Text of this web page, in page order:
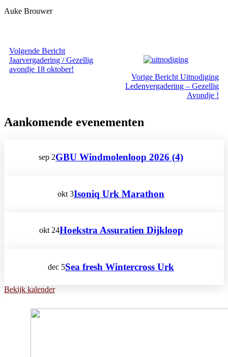
Auke Brouwer
Vorige Bericht Uitnodiging
Ledenvergadering – Gezellig
Avondje !
Volgende Bericht
Jaarvergadering / Gezellig
avondje 18 oktober!
Aankomende evenementen
sep 2GBU Windmolenloop 2026 (4)
okt 3Isoniq Urk Marathon
okt 24Hoekstra Assuratien Dijkloop
dec 5Sea fresh Wintercross Urk
Bekijk kalender